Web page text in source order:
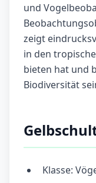
und
zeigt
in den
bieten hat und
Biodiversität
Klasse: